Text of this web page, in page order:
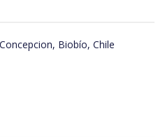
Biobío, Chile